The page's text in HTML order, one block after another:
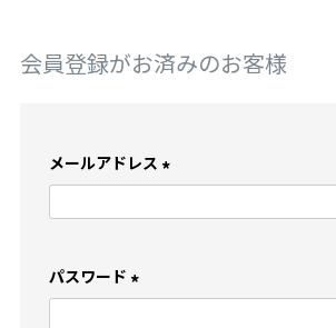
会員登録がお済みのお客様
メールアドレス
必
パスワード